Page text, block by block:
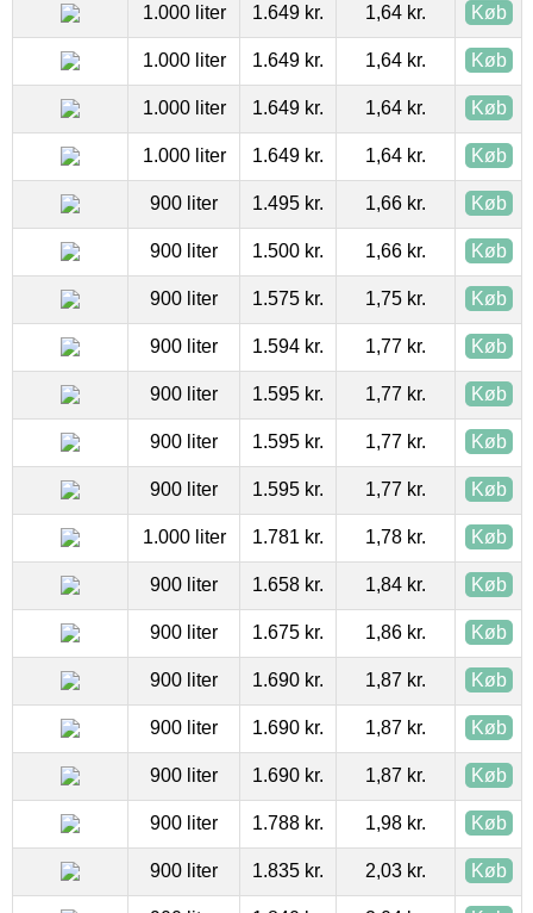
1.000 liter 1.649 kr. 1,64 kr. Køb
1.000 liter 1.649 kr. 1,64 kr. Køb
1.000 liter 1.649 kr. 1,64 kr. Køb
1.000 liter 1.649 kr. 1,64 kr. Køb
900 liter 1.495 kr. 1,66 kr. Køb
900 liter 1.500 kr. 1,66 kr. Køb
900 liter 1.575 kr. 1,75 kr. Køb
900 liter 1.594 kr. 1,77 kr. Køb
900 liter 1.595 kr. 1,77 kr. Køb
900 liter 1.595 kr. 1,77 kr. Køb
900 liter 1.595 kr. 1,77 kr. Køb
1.000 liter 1.781 kr. 1,78 kr. Køb
900 liter 1.658 kr. 1,84 kr. Køb
900 liter 1.675 kr. 1,86 kr. Køb
900 liter 1.690 kr. 1,87 kr. Køb
900 liter 1.690 kr. 1,87 kr. Køb
900 liter 1.690 kr. 1,87 kr. Køb
900 liter 1.788 kr. 1,98 kr. Køb
900 liter 1.835 kr. 2,03 kr. Køb